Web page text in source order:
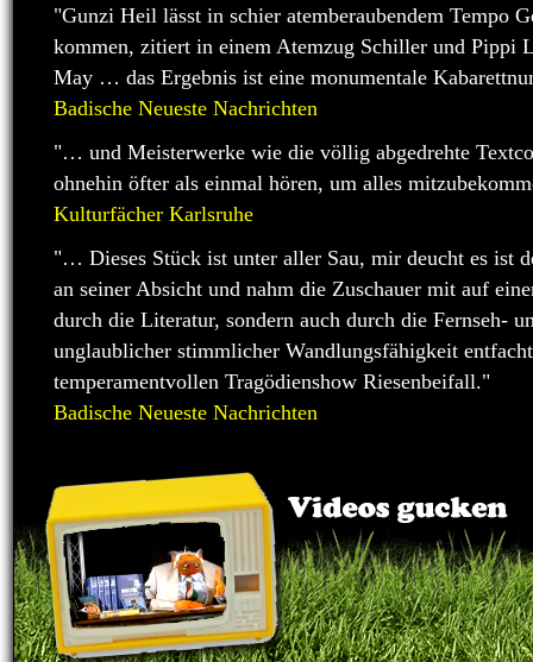
"Gunzi Heil lässt in schier atemberaubendem Tempo
kommen, zitiert in einem Atemzug Schiller und Pippi
May … das Ergebnis ist eine monumentale
Badische Neueste Nachrichten
"… und Meisterwerke wie die völlig abgedrehte
ohnehin öfter als einmal hören, um alles
Kulturfächer Karlsruhe
"… Dieses Stück ist unter aller Sau, mir deucht es ist
an seiner Absicht und nahm die Zuschauer mit auf
durch die Literatur, sondern auch durch die Fernseh-
unglaublicher stimmlicher Wandlungsfähigkeit
temperamentvollen Tragödienshow Riesenbeifall."
Badische Neueste Nachrichten